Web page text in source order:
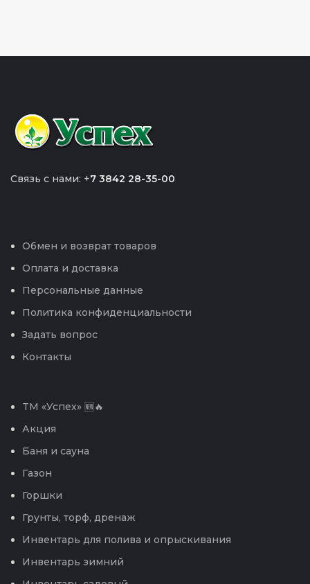
Связь с нами: +7 3842 28-35-00
Обмен и возврат товаров
Оплата и доставка
Персональные данные
Политика конфиденциальности
Задать вопрос
Контакты
TM «Успех» 🆕🔥
Акция
Баня и сауна
Газон
Горшки
Грунты, торф, дренаж
Инвентарь для полива и опрыскивания
Инвентарь зимний